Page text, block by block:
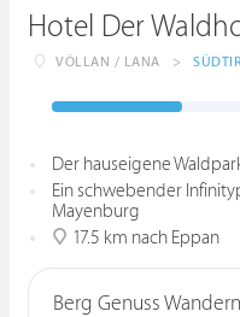
Hotel Der
VÖLLAN / LANA >
Der hauseigene
Ein schwebender
Mayenburg
17.5 km nach Eppan
Berg Genuss Wandern